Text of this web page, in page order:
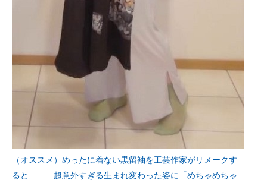
（オススメ）めったに着ない黒留袖を工芸作家がリメークす
ると…… 超意外すぎる生まれ変わった姿に「めちゃめちゃ